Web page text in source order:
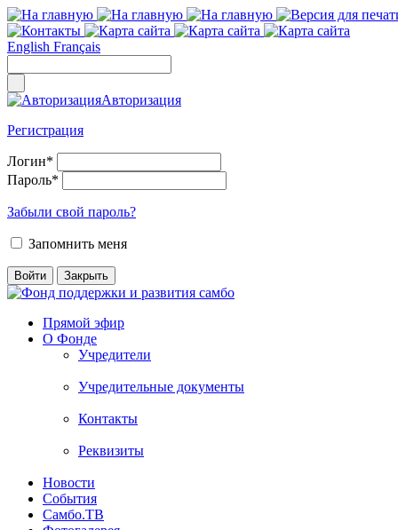
English Français
Авторизация
Регистрация
Логин*
Пароль*
Забыли свой пароль?
Запомнить меня
Прямой эфир
О Фонде
Учредители
Учредительные документы
Контакты
Реквизиты
Новости
События
Самбо.ТВ